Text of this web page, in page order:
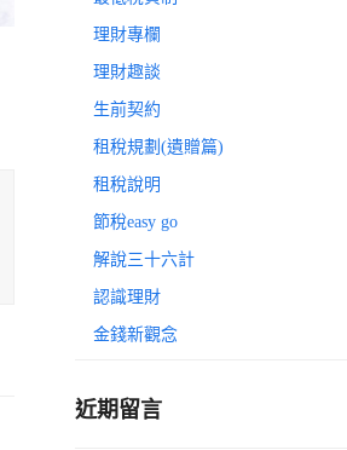
理財專欄
理財趣談
生前契約
租稅規劃(遺贈篇)
租稅說明
節稅easy go
解說三十六計
認識理財
金錢新觀念
近期留言